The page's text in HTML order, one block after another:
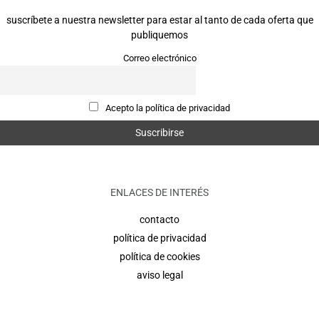
suscríbete a nuestra newsletter para estar al tanto de cada oferta que
publiquemos
Correo electrónico
Acepto la política de privacidad
ENLACES DE INTERÉS
contacto
política de privacidad
política de cookies
aviso legal